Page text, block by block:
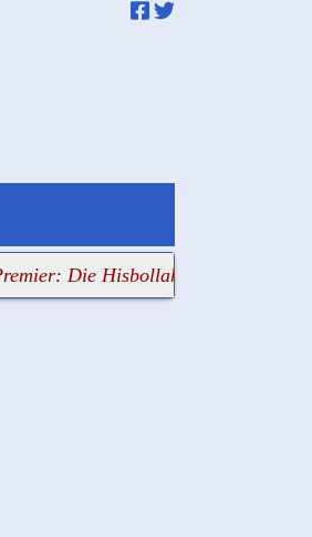
Hisbollah half Israel am meisten